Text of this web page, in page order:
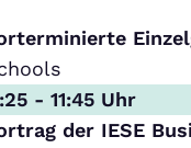
- 11:45 Uhr
der IESE